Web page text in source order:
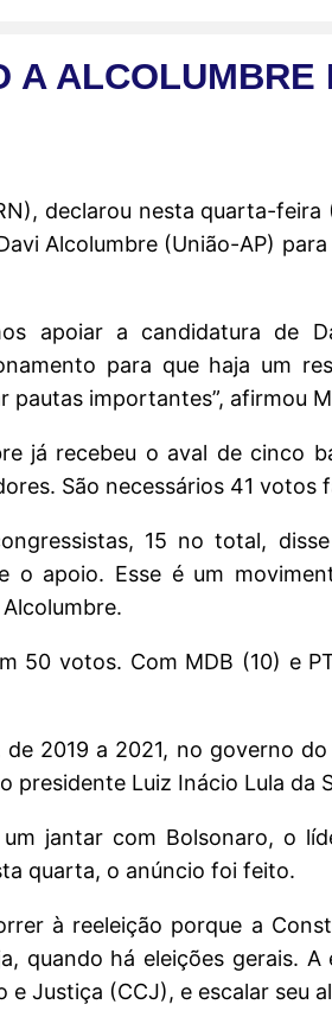
A
declarou nesta quarta-
Alcolumbre (União-AP)
apoiar a candidatura de
para que haja um
pautas importantes”, afirmou
já recebeu o aval de cinco
São necessários 41
15 no total,
o apoio. Esse é um
50 votos. Com MDB (10)
2019 a 2021, no governo
presidente Luiz Inácio Lula da
jantar com Bolsonaro, o
quarta, o anúncio foi feito.
à reeleição porque a
quando há eleições gerais.
Justiça (CCJ), e escalar seu